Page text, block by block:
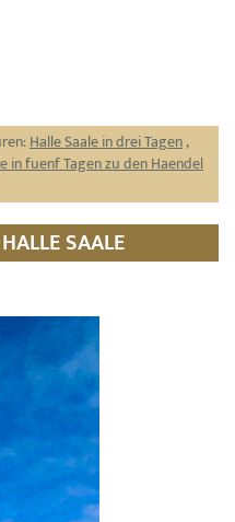
Halle Saale in drei Tagen,
in fuenf Tagen zu den Haendel
SAALE